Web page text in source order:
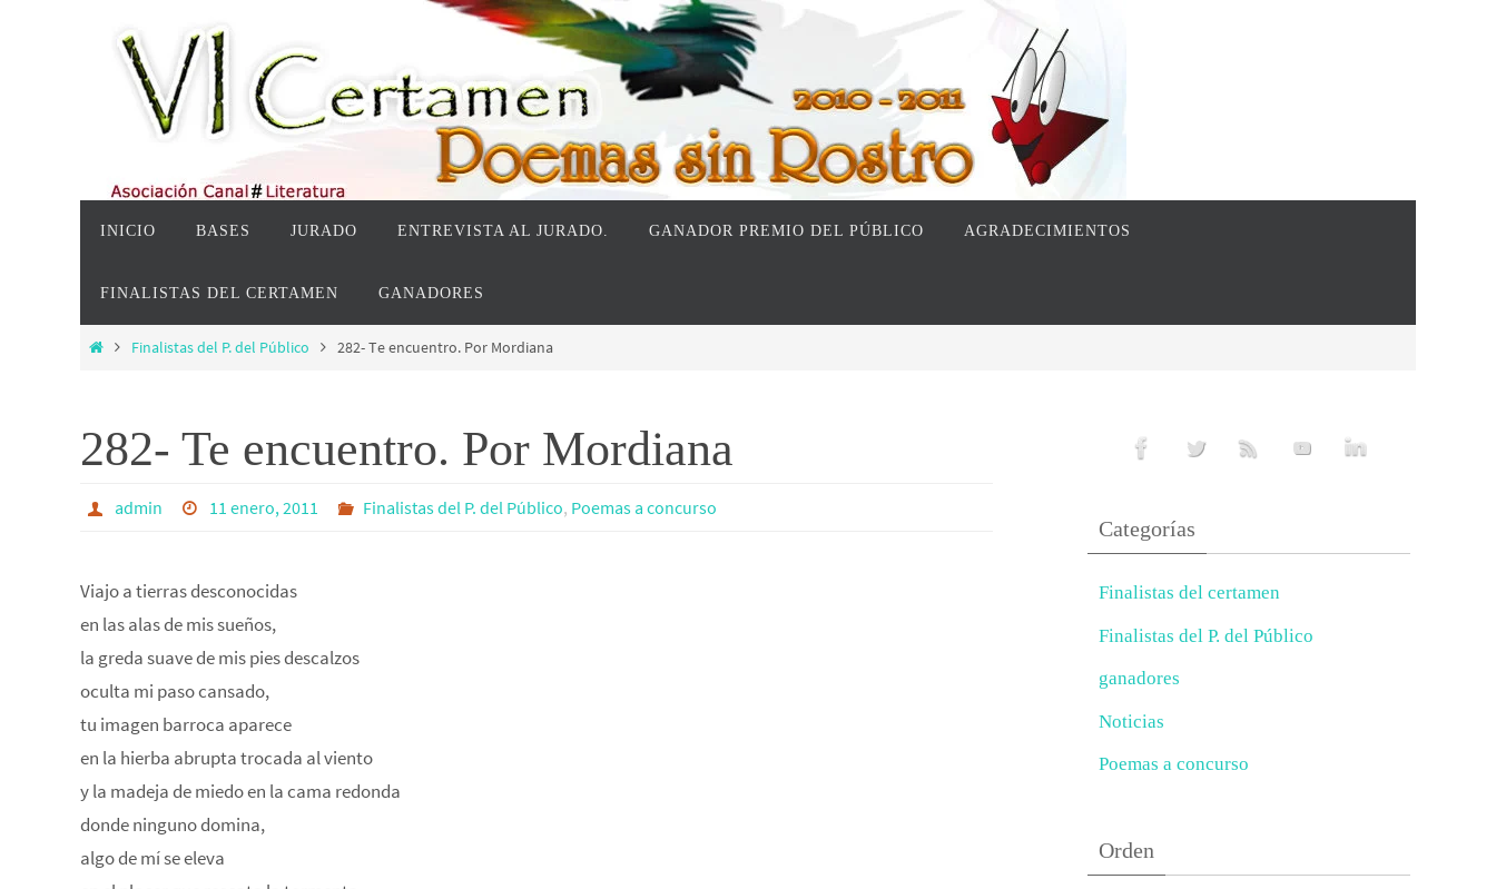
INICIO BASES JURADO ENTREVISTA AL JURADO. GANADOR PREMIO DEL PÚBLICO AGRADECIMIENTOS
FINALISTAS DEL CERTAMEN GANADORES
InicioFinalistas del P. del Público 282- Te encuentro. Por Mordiana
282- Te encuentro. Por Mordiana
admin 11 enero, 2011 Finalistas del P. del Público, Poemas a concurso
Viajo a tierras desconocidas
en las alas de mis sueños,
la greda suave de mis pies descalzos
oculta mi paso cansado,
tu imagen barroca aparece
en la hierba abrupta trocada al viento
y la madeja de miedo en la cama redonda
donde ninguno domina,
algo de mí se eleva
Categorías
Finalistas del certamen
Finalistas del P. del Público
ganadores
Noticias
Poemas a concurso
Orden